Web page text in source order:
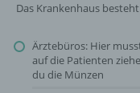
Das Krankenhaus
Ärztebüros: Hier
auf die Patienten
du die Münzen